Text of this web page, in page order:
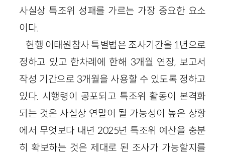
사실상 특조위 성패를 가르는 가장 중요한 요소
이다.
현행 이태원참사 특별법은 조사기간을 1년으로
정하고 있고 한차례에 한해 3개월 연장, 보고서
작성 기간으로 3개월을 사용할 수 있도록 정하고
있다. 시행령이 공포되고 특조위 활동이 본격화
되는 것은 사실상 연말이 될 가능성이 높은 상황
에서 무엇보다 내년 2025년 특조위 예산을 충분
히 확보하는 것은 제대로 된 조사가 가능할지를